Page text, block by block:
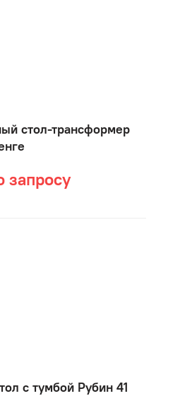
стол-трансформер
запросу
с тумбой Рубин 41